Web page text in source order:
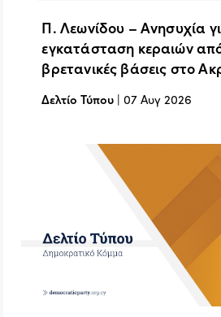
Π. Λεωνίδου – Ανησυχία
εγκατάσταση κεραιών
βρετανικές βάσεις στο
Δελτίο Τύπου |07 Αυγ 2026